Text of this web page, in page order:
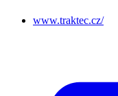
www.traktec.cz/